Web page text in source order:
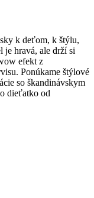
k deťom, k štýlu,
je hravá, ale drží si
efekt z
Ponúkame štýlové
so škandinávskym
dieťatko od